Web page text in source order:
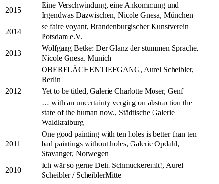
2015
Eine Verschwindung, eine Ankommung und
Irgendwas Dazwischen, Nicole Gnesa, München
2014
se faire voyant, Brandenburgischer Kunstverein
Potsdam e.V.
2013
Wolfgang Betke: Der Glanz der stummen Sprache,
Nicole Gnesa, Munich
OBERFLÄCHENTIEFGANG, Aurel Scheibler,
Berlin
2012
Yet to be titled, Galerie Charlotte Moser, Genf
… with an uncertainty verging on abstraction the
state of the human now., Städtische Galerie
Waldkraiburg
2011
One good painting with ten holes is better than ten
bad paintings without holes, Galerie Opdahl,
Stavanger, Norwegen
2010
Ich wär so gerne Dein Schmuckeremit!, Aurel
Scheibler / ScheiblerMitte